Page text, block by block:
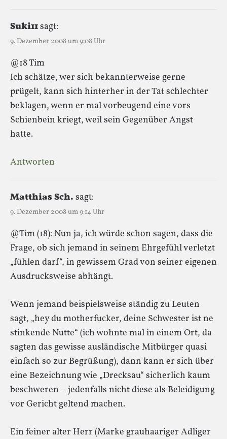
Suki11sagt:
9. Dezember 2008 um 9:08 Uhr
@18 Tim
Ich schätze, wer sich bekannterweise gerne
prügelt, kann sich hinterher in der Tat schlechter
beklagen, wenn er mal vorbeugend eine vors
Schienbein kriegt, weil sein Gegenüber Angst
hatte.
Antworten
Matthias Sch. sagt:
9. Dezember 2008 um 9:14 Uhr
@Tim (18): Nun ja, ich würde schon sagen, dass die
Frage, ob sich jemand in seinem Ehrgefühl verletzt
„fühlen darf“, in gewissem Grad von seiner eigenen
Ausdrucksweise abhängt.
Wenn jemand beispielsweise ständig zu Leuten
sagt, „hey du motherfucker, deine Schwester ist ne
stinkende Nutte“ (ich wohnte mal in einem Ort, da
sagten das gewisse ausländische Mitbürger quasi
einfach so zur Begrüßung), dann kann er sich über
eine Bezeichnung wie „Drecksau“ sicherlich kaum
beschweren – jedenfalls nicht diese als Beleidigung
vor Gericht geltend machen.
Ein feiner alter Herr (Marke grauhaariger Adliger